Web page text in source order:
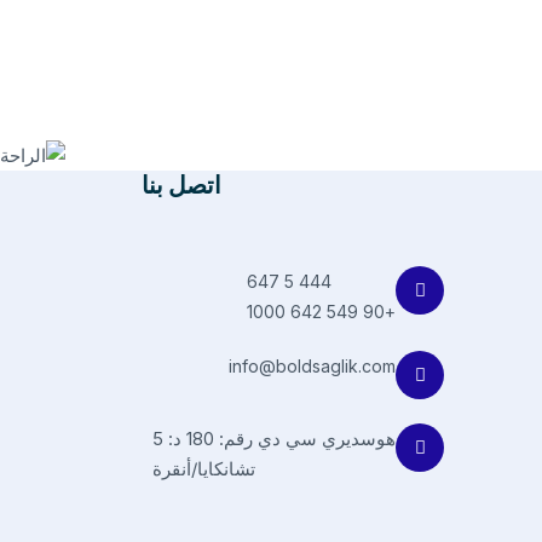
اتصل بنا
444 5 647
+90 549 642 1000
info@boldsaglik.com
هوسديري سي دي رقم: 180 د: 5
تشانكايا/أنقرة